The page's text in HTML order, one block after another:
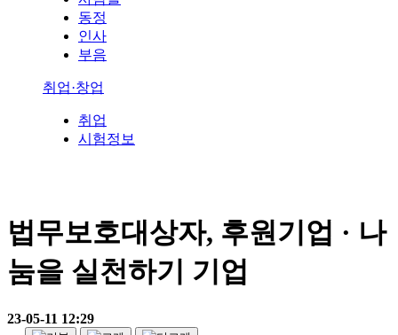
동정
인사
부음
취업·창업
취업
시험정보
법무보호대상자, 후원기업 · 나
눔을 실천하기 기업
23-05-11 12:29